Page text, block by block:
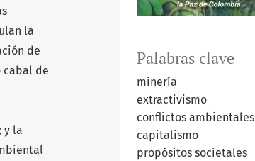
Palabras clave
minería
extractivismo
conflictos ambientales
capitalismo
propósitos societales
la
de
cabal de
y la